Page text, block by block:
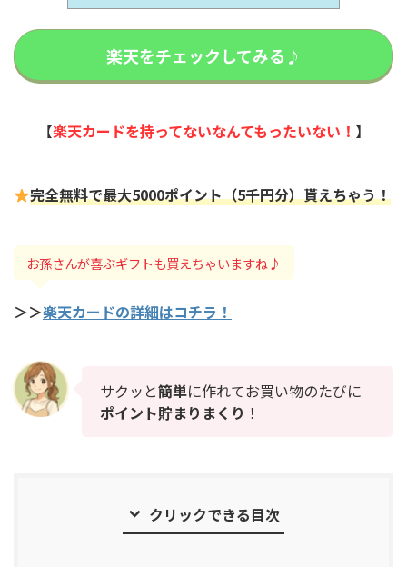
楽天をチェックしてみる♪
【楽天カードを持ってないなんてもったいない！ 】
完全無料で最大5000ポイント（5千円分）貰えちゃう！
お孫さんが喜ぶギフトも買えちゃいますね♪
＞＞楽天カードの詳細はコチラ！
サクッと簡単に作れてお買い物のたびに
ポイント貯まりまくり ！
クリックできる目次